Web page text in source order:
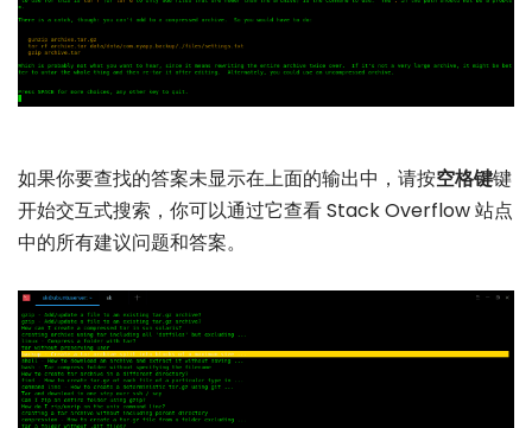
如果你要查找的答案未显示在上面的输出中，请按空格键键
开始交互式搜索，你可以通过它查看 Stack Overflow 站点
中的所有建议问题和答案。